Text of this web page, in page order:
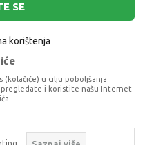
GREY
SE
korištenja
(kolačiće) u cilju poboljšanja
pregledate i koristite našu Internet